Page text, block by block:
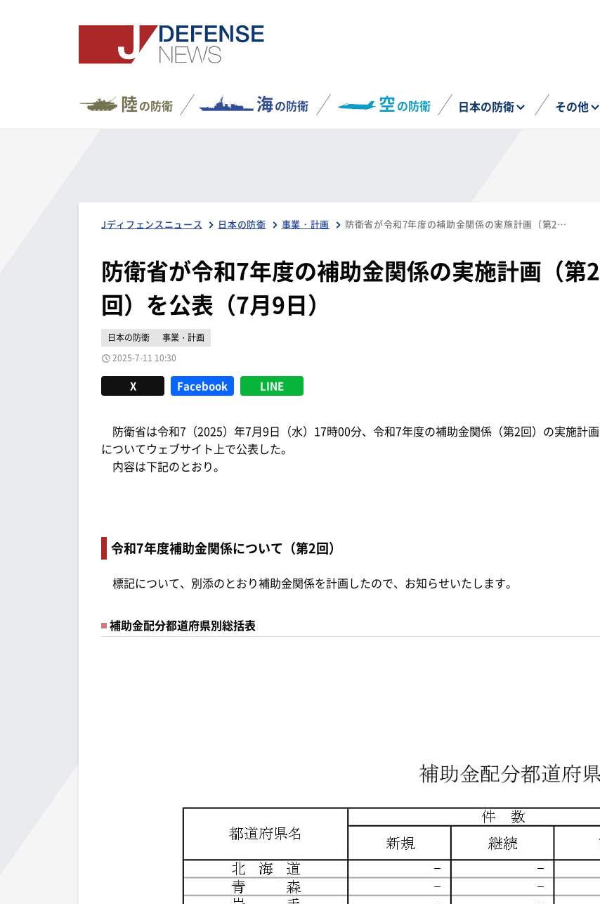
陸の防衛 海の防衛 空の防衛 日本の防衛 その他
Jディフェンスニュース 日本の防衛 事業・計画 防衛省が令和7年度の補助金関係の実施計画（第2回）を公表（7月9日）
防衛省が令和7年度の補助金関係の実施計画（第2
回）を公表（7月9日）
日本の防衛
事業・計画
2025-7-11 10:30
X Facebook LINE
防衛省は令和7（2025）年7月9日（水）17時00分、令和7年度の補助金関係（第2回）の実施計画
についてウェブサイト上で公表した。
内容は下記のとおり。
令和7年度補助金関係について（第2回）
標記について、別添のとおり補助金関係を計画したので、お知らせいたします。
補助金配分都道府県別総括表